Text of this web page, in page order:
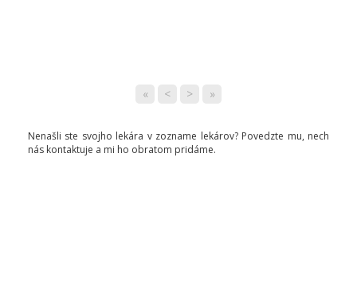
« < > »
Nenašli ste svojho lekára v zozname lekárov? Povedzte mu, nech
nás kontaktuje a mi ho obratom pridáme.